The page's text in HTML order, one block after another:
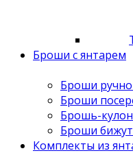
Броши с янтарем
Броши
Броши
Брошь-
Броши
Комплекты из